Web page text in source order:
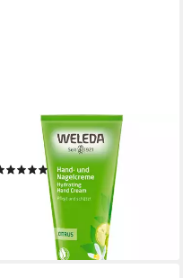
Handcreme Citrus, 50 ml
(1)
ab 6,95 €
(139,00 €/ 1 l)
lieferbar - in 2-3 Werktagen bei dir